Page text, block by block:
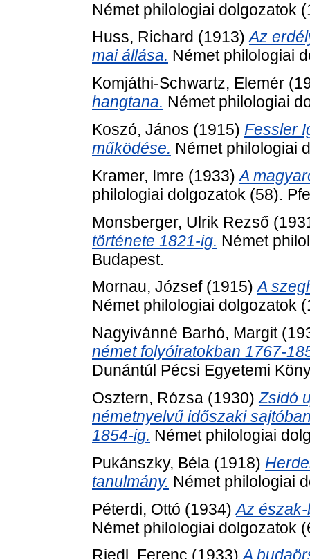
Német philologiai dolgozatok
Huss, Richard (1913)Az
mai állása. Német philologiai
Komjáthi-Schwartz, Elemér
hangtana. Német philologiai
Koszó, János (1915) Fessler
működése. Német philologiai
Kramer, Imre (1933)A
philologiai dolgozatok (58).
Monsberger, Ulrik Rezső
története 1821-ig. Német
Budapest.
Mornau, József(1915)A
Német philologiai dolgozatok
Nagyivánné Barhó, Margit
német folyóiratokban 1767-
Dunántúl Pécsi Egyetemi
Osztern, Rózsa (1930)Zsidó
németnyelvű időszaki
1854-ig. Német philologiai
Pukánszky, Béla (1918)
tanulmány. Német philologiai
Péterdi, Ottó (1934)Az
Német philologiai dolgozatok
Riedl, Ferenc (1933)A